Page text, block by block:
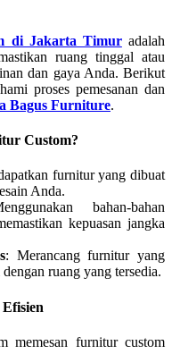
di Jakarta Timuradalah
ruang tinggal atau
dan gaya Anda. Berikut
proses pemesanan dan
Bagus Furniture.
Custom?
furnitur yang dibuat
Anda.
bahan-bahan
kepuasan jangka
: Merancang furnitur yang
ruang yang tersedia.
memesan furnitur custom